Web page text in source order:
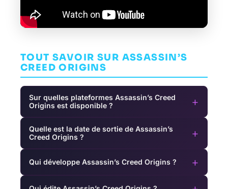
TOUT SAVOIR SUR ASSASSIN’S
CREED ORIGINS
Sur quelles plateformes Assassin’s Creed
Origins est disponible ?
+
Quelle est la date de sortie de Assassin’s
Creed Origins ?
+
Qui développe Assassin’s Creed Origins ? +